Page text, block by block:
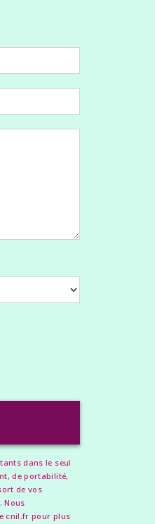
dans le seul
de portabilité,
de vos
Nous
cnil.fr pour plus